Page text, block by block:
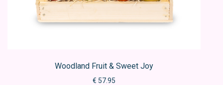
Woodland Fruit & Sweet Joy
€ 57.95